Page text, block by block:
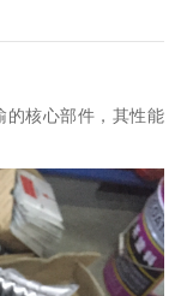
的核心部件，其性能